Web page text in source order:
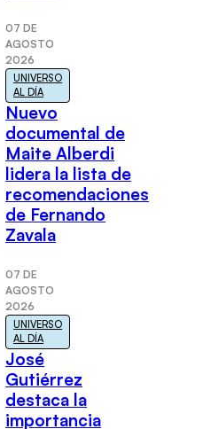
07 DE
AGOSTO
2026
UNIVERSO
AL DÍA
Nuevo
documental de
Maite Alberdi
lidera la lista de
recomendaciones
de Fernando
Zavala
07 DE
AGOSTO
2026
UNIVERSO
AL DÍA
José
Gutiérrez
destaca la
importancia